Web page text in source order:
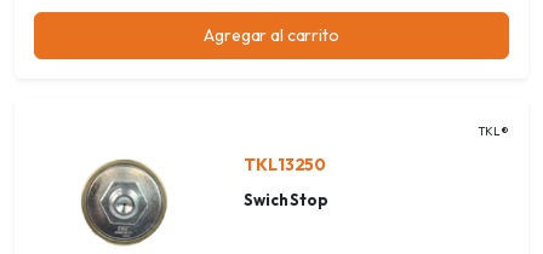
Agregar al carrito
TKL®
TKL13250
Swich Stop